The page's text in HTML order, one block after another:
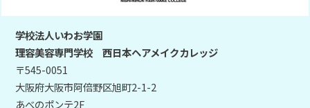
学校法人いわお学園
理容美容専門学校 西日本ヘアメイクカレッジ
〒545-0051
大阪府大阪市阿倍野区旭町2-1-2
あべのポンテ2F